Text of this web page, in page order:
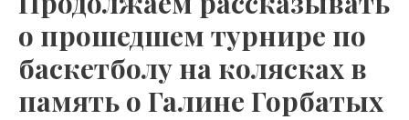
о прошедшем турнире по
баскетболу на колясках в
память о Галине Горбатых